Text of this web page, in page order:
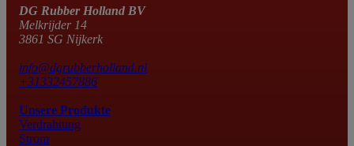
DG Rubber Holland BV
Melkrijder 14
3861 SG Nijkerk
info@dgrubberholland.nl
+31332457886
Unsere Produkte
Verdrahtung
Strom